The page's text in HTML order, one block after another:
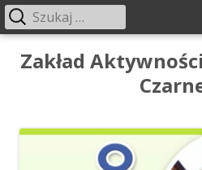
Przeskocz
Zakład
Menu
główne
Szukaj: